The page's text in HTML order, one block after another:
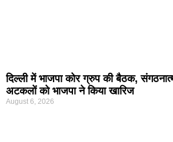
दिल्ली में भाजपा कोर ग्रुप की बैठक,
अटकलों को भाजपा ने किया खारिज
August 6, 2026